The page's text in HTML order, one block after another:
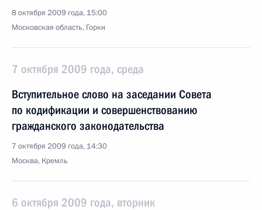
8 октября 2009 года, 15:00
Московская область, Горки
7 октября 2009 года, среда
Вступительное слово на заседании Совета
по кодификации и совершенствованию
гражданского законодательства
7 октября 2009 года, 14:30
Москва, Кремль
6 октября 2009 года, вторник